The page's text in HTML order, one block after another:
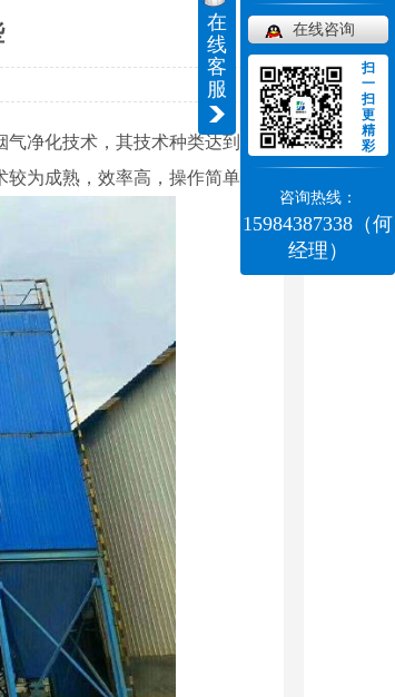
净化技术，其技术种类达到几
为成熟，效率高，操作简单。
在
线
客
服
在线咨询
扫
一
扫
更
精
彩
咨询热线：
15984387338（何
经理）